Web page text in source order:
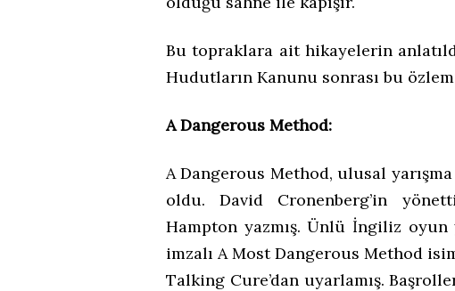
Bu topraklara ait hikayelerin
Hudutların Kanunu sonrası bu
A Dangerous Method:
A Dangerous Method, ulusal
oldu. David Cronenberg’in
Hampton yazmış. Ünlü İngiliz
imzalı A Most Dangerous Method
Talking Cure’dan uyarlamış.